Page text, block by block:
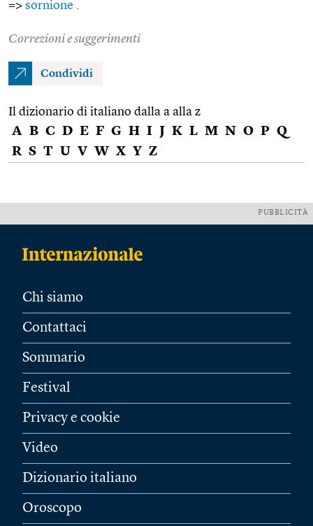
=> sornione
Correzioni e suggerimenti
Condividi
Il dizionario di italiano dalla a alla z
A B C D E F G H I J K L M N O P Q
R S T U V W X Y Z
PUBBLICITÀ
Chi siamo
Contattaci
Sommario
Festival
Privacy e cookie
Video
Dizionario italiano
Oroscopo